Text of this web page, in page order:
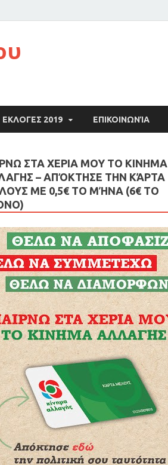
ΕΚΛΟΓΕΣ 2019 ΕΠΙΚΟΙΝΩΝΊΑ
ΣΤΑ ΧΕΡΙΑ ΜΟΥ ΤΟ ΚΙΝΗΜΑ
– AΠΌΚΤΗΣΕ ΤΗΝ ΚΆΡΤΑ
ΜΕ 0,5€ ΤΟ ΜΉΝΑ (6€ ΤΟ